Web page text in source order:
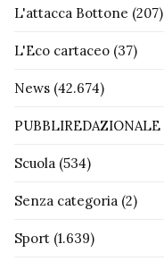
L'attacca Bottone (207)
L'Eco cartaceo (37)
News (42.674)
PUBBLIREDAZIONALE
Scuola (534)
Senza categoria (2)
Sport (1.639)